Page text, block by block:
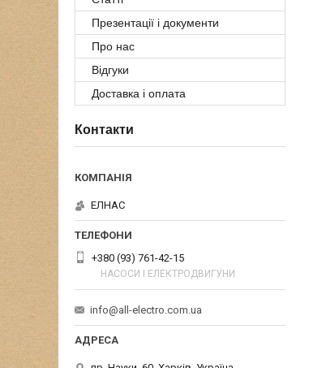
Презентації і документи
Про нас
Відгуки
Доставка і оплата
Контакти
ЕЛНАС
+380 (93) 761-42-15
НАСОСИ І ЕЛЕКТРОДВИГУНИ
info@all-electro.com.ua